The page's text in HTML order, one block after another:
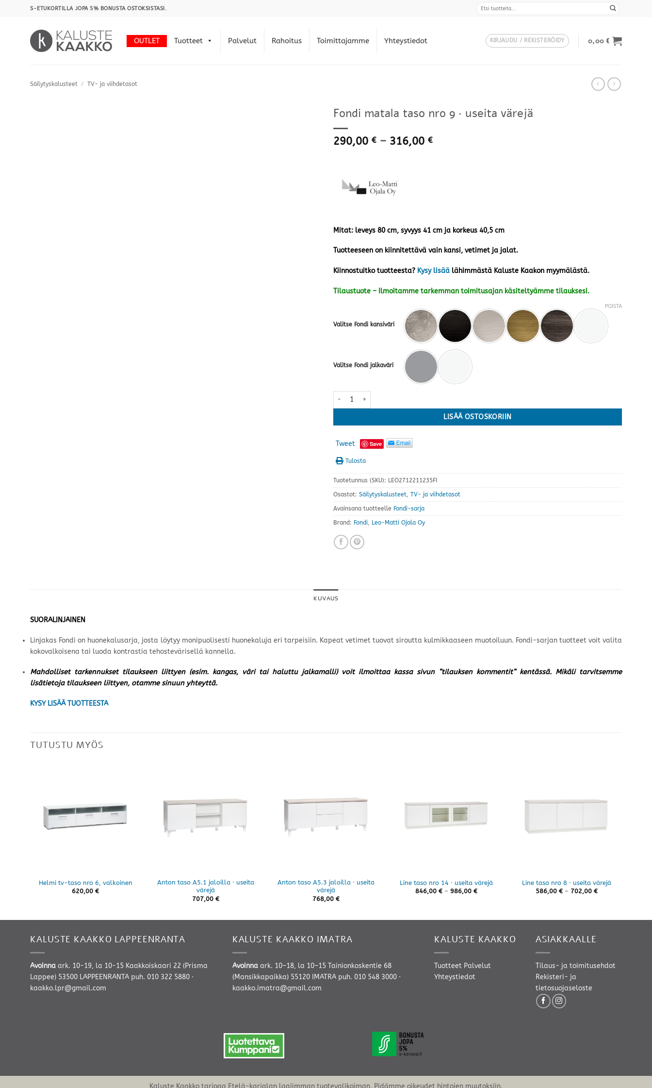
S-ETUKORTILLA JOPA 5% BONUSTA OSTOKSISTASI.
OUTLET Tuotteet Palvelut Rahoitus Toimittajamme Yhteystiedot KIRJAUDU / REKISTERÖIDY 0,00€
Säilytyskalusteet / TV- ja viihdetasot
Fondi matala taso nro 9 · useita värejä
290,00 € – 316,00 €Hintaluokka:
Mitat: leveys 80 cm, syvyys 41 cm ja korkeus 40,5 cm
Tuotteeseen on kiinnitettävä vain kansi, vetimet ja jalat.
Kiinnostuitko tuotteesta? Kysy lisää lähimmästä Kaluste Kaakon myymälästä.
Tilaustuote – Ilmoitamme tarkemman toimitusajan käsiteltyämme tilauksesi.
Valitse Fondi kansiväri
Valitse Fondi jalkaväri
POISTA
Fondi matala taso nro 9 · useita värejä määrä
LISÄÄ OSTOSKORIIN
Tweet Save
Tulosta
Tuotetunnus (SKU): LEO2712211235FI
Osastot: Säilytyskalusteet TV- ja viihdetasot
Avainsana tuotteelle Fondi-sarja
Brand: Fondi Leo-Matti Ojala Oy
KUVAUS
SUORALINJAINEN
Linjakas Fondi on huonekalusarja, josta löytyy monipuolisesti huonekaluja eri tarpeisiin. Kapeat vetimet tuovat siroutta kulmikkaaseen muotoiluun. Fondi-sarjan tuotteet voit valita
kokovalkoisena tai luoda kontrastia tehostevärisellä kannella.
Mahdolliset tarkennukset tilaukseen liittyen (esim. kangas, väri tai haluttu jalkamalli) voit ilmoittaa kassa sivun ”tilauksen kommentit” kentässä. Mikäli tarvitsemme
lisätietoja tilaukseen liittyen, otamme sinuun yhteyttä.
KYSY LISÄÄ TUOTTEESTA
TUTUSTU MYÖS
Helmi tv-taso nro 6, valkoinen
620,00 €
Anton taso A5.1 jaloilla · useita
värejä
707,00 €
Anton taso A5.3 jaloilla · useita
värejä
768,00 €
Line taso nro 14 · useita värejä
846,00 € – 986,00 €Hintaluokka:
Line taso nro 8 · useita värejä
586,00 € – 702,00 €Hintaluokka:
KALUSTE KAAKKO LAPPEENRANTA
Avoinna ark. 10-19, la 10-15 Kaakkoiskaari 22 (Prisma
Lappee) 53500 LAPPEENRANTA puh. 010 322 5880 ·
kaakko.lpr@gmail.com
KALUSTE KAAKKO IMATRA
Avoinnaark. 10–18, la 10–15 Tainionkoskentie 68
(Mansikkapaikka) 55120 IMATRA puh. 010 548 3000·
kaakko.imatra@gmail.com
KALUSTE KAAKKO
Tuotteet Palvelut
Yhteystiedot
ASIAKKAALLE
Tilaus- ja toimitusehdot
Rekisteri- ja
tietosuojaseloste
Kaluste Kaakko tarjoaa Etelä-karjalan laajimman tuotevalikoiman. Pidämme oikeudet hintojen muutoksiin.